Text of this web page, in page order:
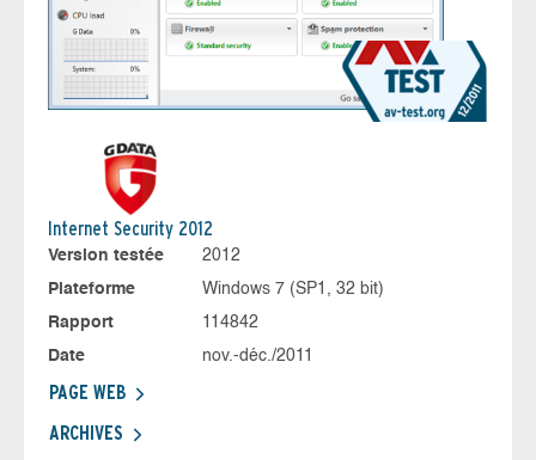
Internet Security 2012
Version testée
2012
Plateforme
Windows 7 (SP1, 32 bit)
Rapport
114842
Date
nov.-déc./2011
PAGE WEB
ARCHIVES